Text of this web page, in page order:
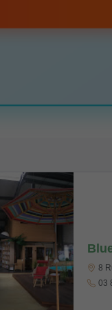
8
03